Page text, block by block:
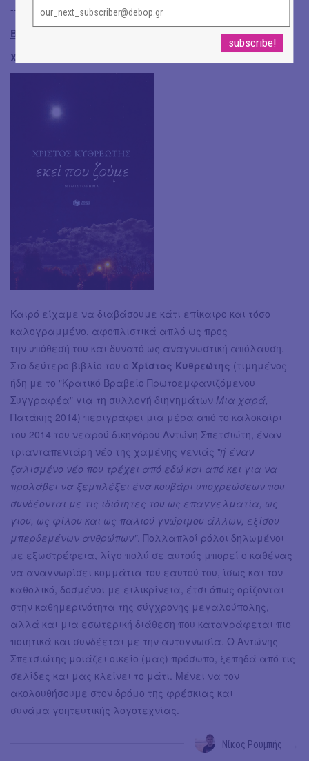
-------------
ΒΙΒΛΙΟ
Χρίστος Κυθρεώτης,
Καιρό είχαμε να διαβάσουμε κάτι επίκαιρο και τόσο
καλογραμμένο, αφοπλιστικά απλό ως προς
την υπόθεσή του και δυνατό ως αναγνωστική απόλαυση.
Στο δεύτερο βιβλίο του ο Χρίστος Κυθρεώτης (τιμημένος
ήδη με το "Κρατικό Βραβείο Πρωτοεμφανιζόμενου
Συγγραφέα" για τη συλλογή διηγημάτων Μια χαρά,
Πατάκης 2014) περιγράφει μια μέρα από το καλοκαίρι
του 2014 του νεαρού δικηγόρου Αντώνη Σπετσιώτη, έναν
τριανταπεντάρη νέο της χαμένης γενιάς "ή έναν
ζαλισμένο νέο που τρέχει από εδώ και από κει για να
προλάβει να ξεμπλέξει ένα κουβάρι υποχρεώσεων που
συνδέονται με τις ιδιότητες του ως επαγγελματία, ως
γιου, ως φίλου και ως παλιού γνώριμου άλλων, εξίσου
μπερδεμένων ανθρώπων". Πολλαπλοί ρόλοι δηλωμένοι
με εξωστρέφεια, λίγο πολύ σε αυτούς μπορεί ο καθένας
να αναγνωρίσει κομμάτια του εαυτού του, ίσως και τον
καθολικό, δοσμένοι με ειλικρίνεια, έτσι όπως ορίζονται
στην καθημερινότητα της σύγχρονης μεγαλούπολης,
αλλά και μια εσωτερική διάθεση που καταγράφεται πιο
ποιητικά και συνδέεται με την αυτογνωσία. Ο Αντώνης
Σπετσιώτης μοιάζει οικείο (μας) πρόσωπο, ξεπηδά από τις
σελίδες και μας κλείνει το μάτι. Μένει να τον
ακολουθήσουμε στον δρόμο της φρέσκιας και
συνάμα γοητευτικής λογοτεχνίας.
Νίκος Ρουμπής